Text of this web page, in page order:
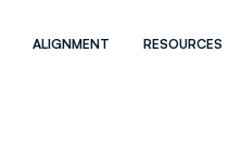
ALIGNMENT RESOURCES